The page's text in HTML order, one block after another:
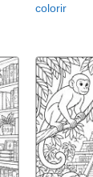
colorir